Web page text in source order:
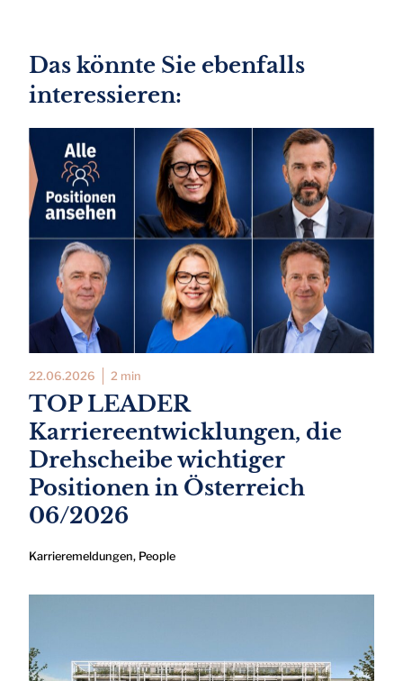
Das könnte Sie ebenfalls
interessieren:
22.06.2026 2 min
TOP LEADER
Karriereentwicklungen, die
Drehscheibe wichtiger
Positionen in Österreich
06/2026
Karrieremeldungen, People